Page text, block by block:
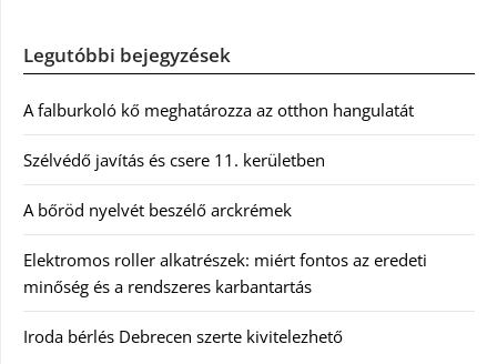
Legutóbbi bejegyzések
A falburkoló kő meghatározza az otthon hangulatát
Szélvédő javítás és csere 11. kerületben
A bőröd nyelvét beszélő arckrémek
Elektromos roller alkatrészek: miért fontos az eredeti
minőség és a rendszeres karbantartás
Iroda bérlés Debrecen szerte kivitelezhető